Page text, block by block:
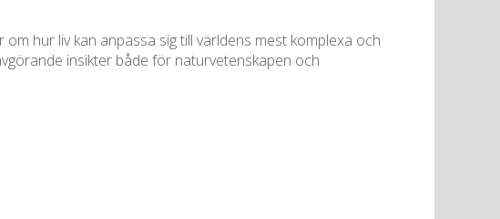
hur liv kan anpassa sig till världens mest komplexa och
insikter både för naturvetenskapen och